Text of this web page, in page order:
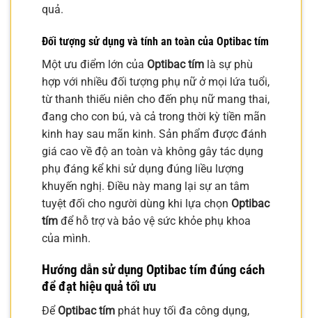
quả.
Đối tượng sử dụng và tính an toàn của Optibac tím
Một ưu điểm lớn của Optibac tím là sự phù
hợp với nhiều đối tượng phụ nữ ở mọi lứa tuổi,
từ thanh thiếu niên cho đến phụ nữ mang thai,
đang cho con bú, và cả trong thời kỳ tiền mãn
kinh hay sau mãn kinh. Sản phẩm được đánh
giá cao về độ an toàn và không gây tác dụng
phụ đáng kể khi sử dụng đúng liều lượng
khuyến nghị. Điều này mang lại sự an tâm
tuyệt đối cho người dùng khi lựa chọn Optibac
tím để hỗ trợ và bảo vệ sức khỏe phụ khoa
của mình.
Hướng dẫn sử dụng Optibac tím đúng cách
để đạt hiệu quả tối ưu
Để Optibac tím phát huy tối đa công dụng,